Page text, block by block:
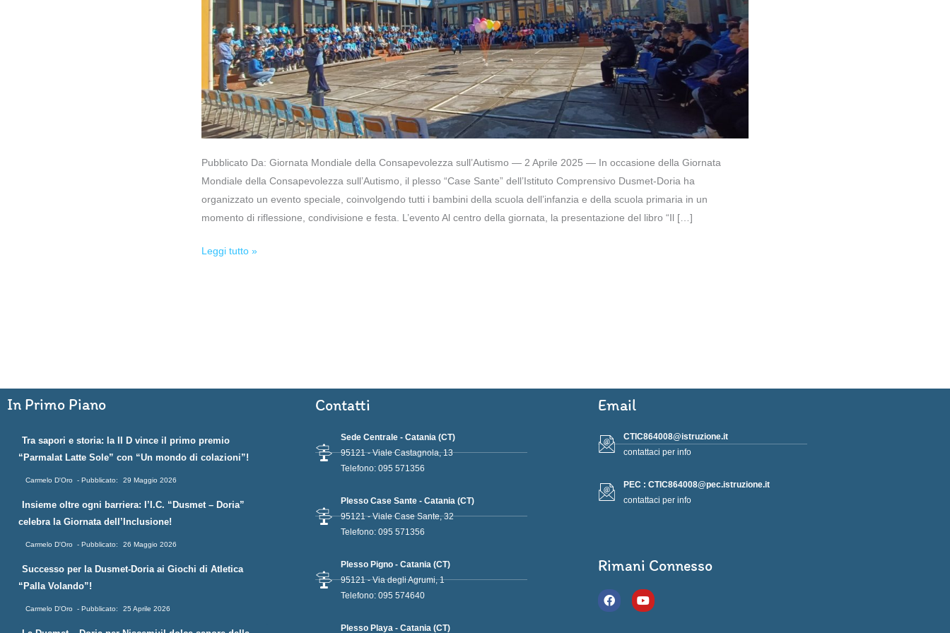
Pubblicato Da: Giornata Mondiale della Consapevolezza sull’Autismo — 2 Aprile 2025 — In occasione della Giornata
Mondiale della Consapevolezza sull’Autismo, il plesso “Case Sante” dell’Istituto Comprensivo Dusmet-Doria ha
organizzato un evento speciale, coinvolgendo tutti i bambini della scuola dell’infanzia e della scuola primaria in un
momento di riflessione, condivisione e festa. L’evento Al centro della giornata, la presentazione del libro “Il […]
Leggi tutto »
In Primo Piano
Tra sapori e storia: la II D vince il primo premio
“Parmalat Latte Sole” con “Un mondo di colazioni”!
Carmelo D'Oro 29 Maggio 2026
Insieme oltre ogni barriera: l’I.C. “Dusmet – Doria”
celebra la Giornata dell’Inclusione!
Carmelo D'Oro 26 Maggio 2026
Successo per la Dusmet-Doria ai Giochi di Atletica
“Palla Volando”!
Carmelo D'Oro 25 Aprile 2026
Contatti
Sede Centrale - Catania (CT)
95121 - Viale Castagnola, 13
Telefono: 095 571356
Plesso Case Sante - Catania (CT)
95121 - Viale Case Sante, 32
Telefono: 095 571356
Plesso Pigno - Catania (CT)
95121 - Via degli Agrumi, 1
Telefono: 095 574640
Plesso Playa - Catania (CT)
Email
CTIC864008@istruzione.it
contattaci per info
PEC : CTIC864008@pec.istruzione.it
contattaci per info
Rimani Connesso
F
a
Y
o